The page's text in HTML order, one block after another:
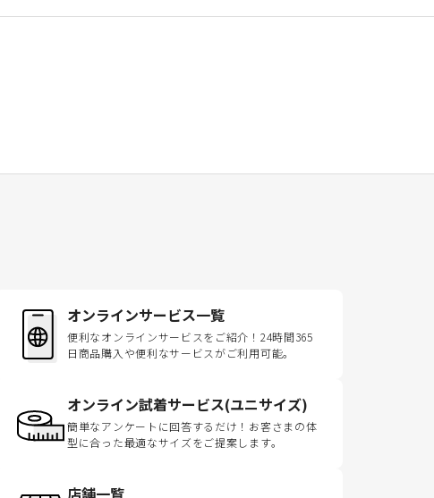
オンラインサービス一覧
便利なオンラインサービスをご紹介！24時間365
日商品購入や便利なサービスがご利用可能。
オンライン試着サービス(ユニサイズ)
簡単なアンケートに回答するだけ！お客さまの体
型に合った最適なサイズをご提案します。
店舗一覧